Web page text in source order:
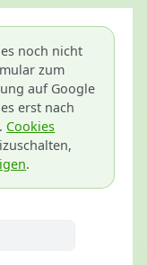
noch nicht
zum
auf Google
erst nach
Cookies
.